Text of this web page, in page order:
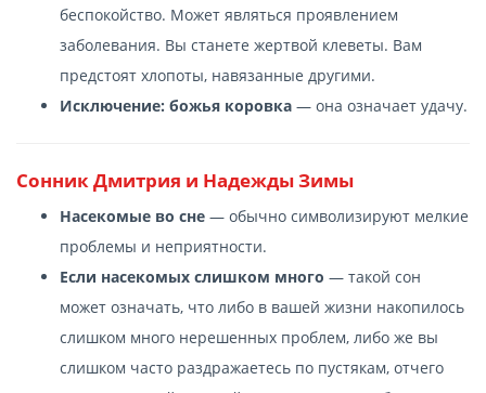
беспокойство. Может являться проявлением
заболевания. Вы станете жертвой клеветы. Вам
предстоят хлопоты, навязанные другими.
Исключение: божья коровка — она означает удачу.
Сонник Дмитрия и Надежды Зимы
Насекомые во сне — обычно символизируют мелкие
проблемы и неприятности.
Если насекомых слишком много — такой сон
может означать, что либо в вашей жизни накопилось
слишком много нерешенных проблем, либо же вы
слишком часто раздражаетесь по пустякам, отчего